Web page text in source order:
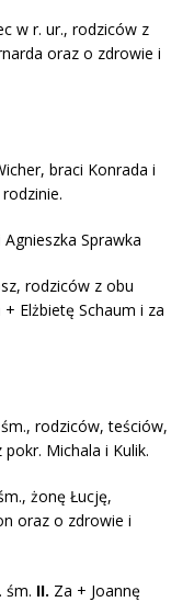
w r. ur., rodziców z
oraz o zdrowie i
braci Konrada i
Sprawka
rodziców z obu
Elżbietę Schaum i za
rodziców, teściów,
Michala i Kulik.
żonę Łucję,
oraz o zdrowie i
śm. II. Za + Joannę